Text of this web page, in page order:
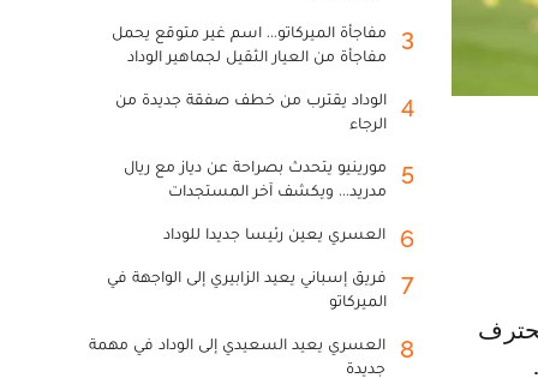
3
مفاجأة الميركاتو... اسم غير متوقع يحمل
مفاجأة من العيار الثقيل لجماهير الوداد
4
الوداد يقترب من خطف صفقة جديدة من
الرجاء
5
مورينيو يتحدث بصراحة عن دياز مع ريال
مدريد... ويكشف آخر المستجدات
6 العسري يعين رئيسا جديدا للوداد
7
فريق إسباني يعيد الزابيري إلى الواجهة في
الميركاتو
8
العسري يعيد السعيدي إلى الوداد في مهمة
جديدة